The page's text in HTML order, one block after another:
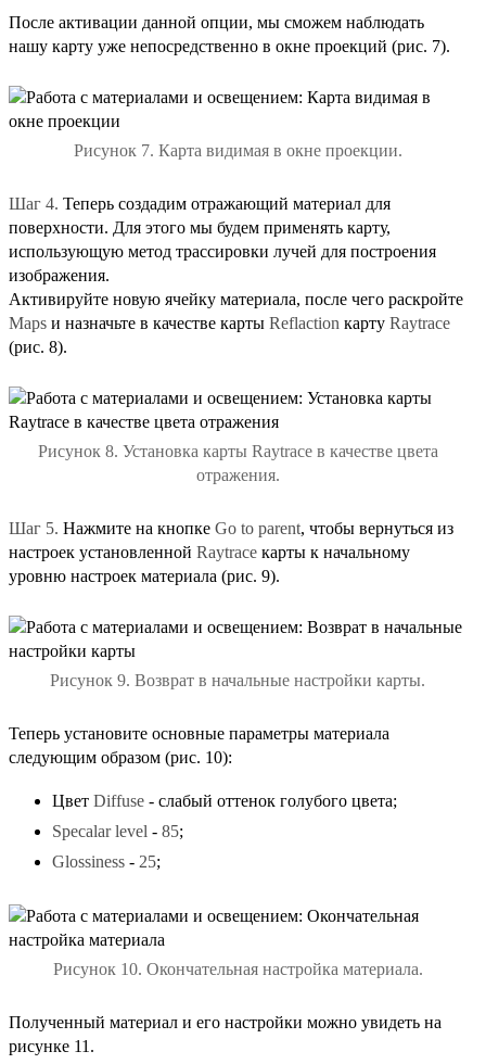
После активации данной опции, мы сможем наблюдать
нашу карту уже непосредственно в окне проекций (рис. 7).
Рисунок 7. Карта видимая в окне проекции.
Шаг 4. Теперь создадим отражающий материал для
поверхности. Для этого мы будем применять карту,
использующую метод трассировки лучей для построения
изображения.
Активируйте новую ячейку материала, после чего раскройте
Maps и назначьте в качестве карты Reflaction карту Raytrace
(рис. 8).
Рисунок 8. Установка карты Raytrace в качестве цвета
отражения.
Шаг 5. Нажмите на кнопке Go to parent, чтобы вернуться из
настроек установленной Raytrace карты к начальному
уровню настроек материала (рис. 9).
Рисунок 9. Возврат в начальные настройки карты.
Теперь установите основные параметры материала
следующим образом (рис. 10):
Цвет Diffuse - слабый оттенок голубого цвета;
Specalar level - 85;
Glossiness - 25;
Рисунок 10. Окончательная настройка материала.
Полученный материал и его настройки можно увидеть на
рисунке 11.